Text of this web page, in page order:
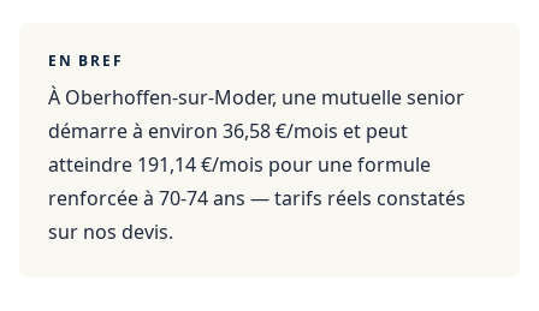
EN BREF
À Oberhoffen-sur-Moder, une mutuelle senior
démarre à environ 36,58 €/mois et peut
atteindre 191,14 €/mois pour une formule
renforcée à 70-74 ans — tarifs réels constatés
sur nos devis.